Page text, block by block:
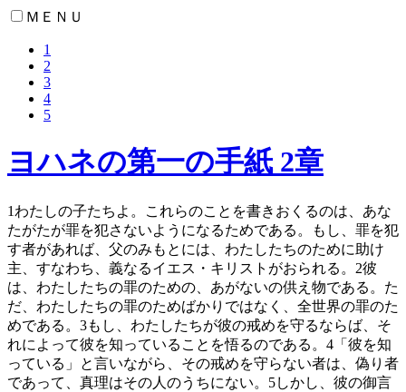
ＭＥＮＵ
1
2
3
4
5
ヨハネの第一の手紙 2章
1 わたしの子たちよ。これらのことを書きおくるのは、あな
たがたが罪を犯さないようになるためである。もし、罪を犯
す者があれば、父のみもとには、わたしたちのために助け
主、すなわち、義なるイエス・キリストがおられる。 2彼
は、わたしたちの罪のための、あがないの供え物である。た
だ、わたしたちの罪のためばかりではなく、全世界の罪のた
めである。 3もし、わたしたちが彼の戒めを守るならば、そ
れによって彼を知っていることを悟るのである。 4 「彼を知
っている」と言いながら、その戒めを守らない者は、偽り者
であって、真理はその人のうちにない。 5しかし、彼の御言